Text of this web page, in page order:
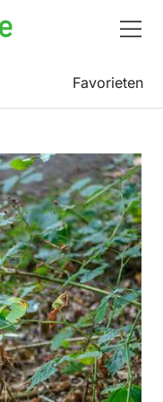
Favorieten